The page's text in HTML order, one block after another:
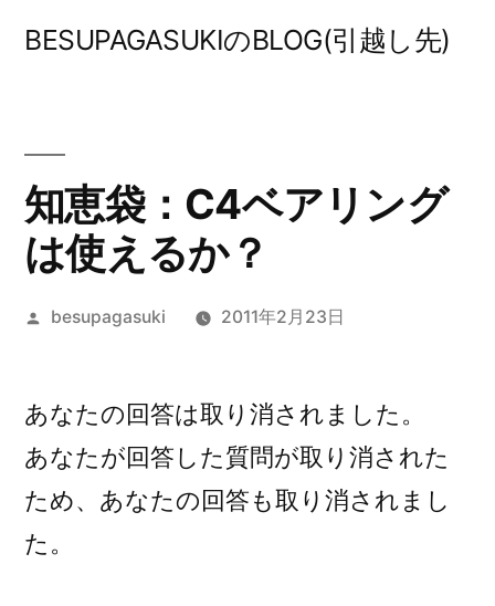
BESUPAGASUKIのBLOG(引越し先)
知恵袋：C4ベアリング
は使えるか？
投
besupagasuki 2011年2月23日
あなたの回答は取り消されました。
あなたが回答した質問が取り消された
ため、あなたの回答も取り消されまし
た。